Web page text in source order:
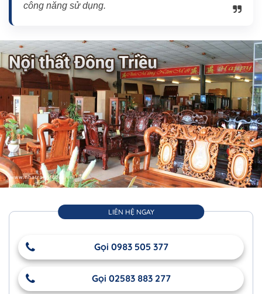
công năng sử dụng.
LIÊN HỆ NGAY
Gọi 0983 505 377
Gọi 02583 883 277